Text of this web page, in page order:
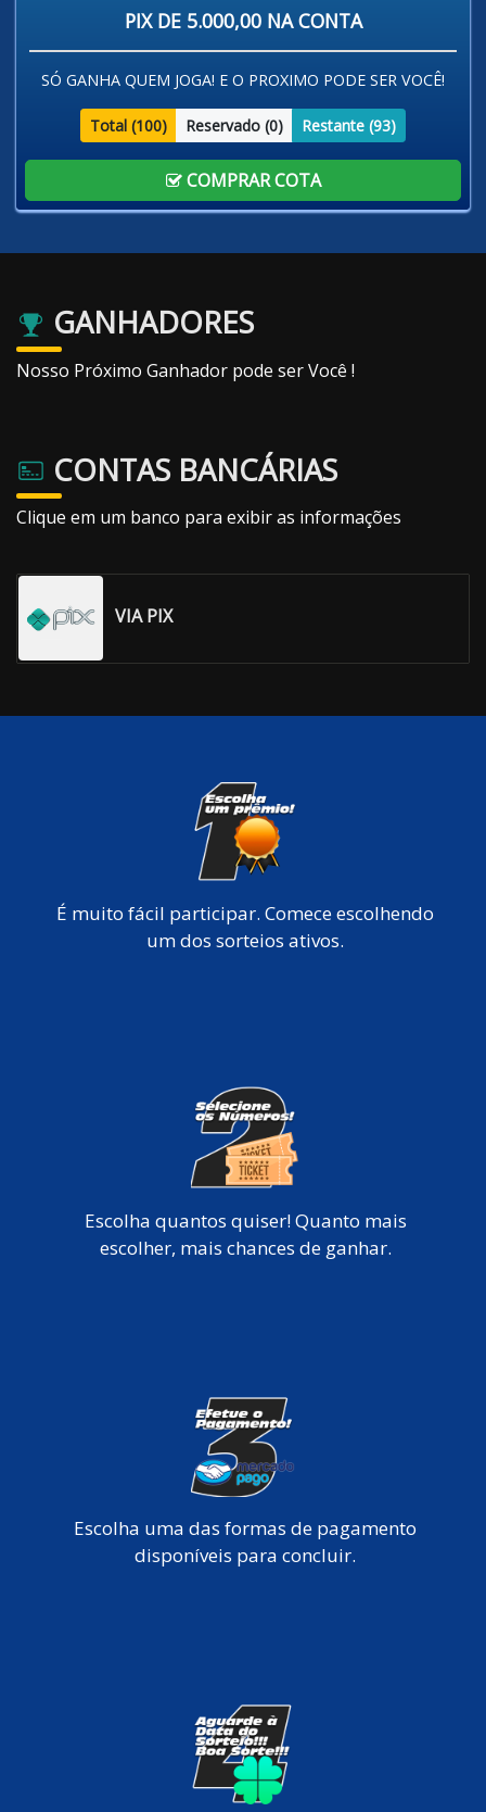
PIX DE 5.000,00 NA CONTA
SÓ GANHA QUEM JOGA! E O PROXIMO PODE SER VOCÊ!
Total (100) Reservado (0) Restante (93)
COMPRAR COTA
GANHADORES
Nosso Próximo Ganhador pode ser Você !
CONTAS BANCÁRIAS
Clique em um banco para exibir as informações
VIA PIX
É muito fácil participar. Comece escolhendo
um dos sorteios ativos.
Escolha quantos quiser! Quanto mais
escolher, mais chances de ganhar.
Escolha uma das formas de pagamento
disponíveis para concluir.